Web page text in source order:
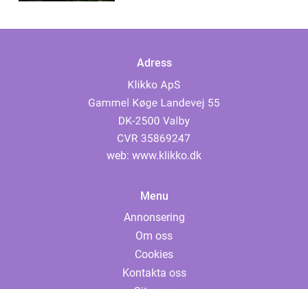
Adress
web: www.klikko.dk
Menu
Annonsering
Om oss
Cookies
Kontakta oss